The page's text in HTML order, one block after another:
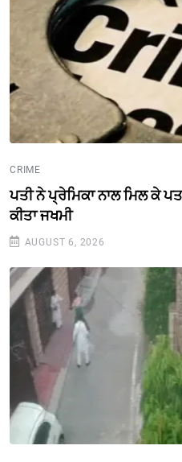
CRIME
ਪਤੀ ਨੇ ਪ੍ਰੇਮਿਕਾ ਨਾਲ ਮਿਲ ਕੇ
ਕੀਤਾ ਜਖਮੀ
AUGUST 6, 2026